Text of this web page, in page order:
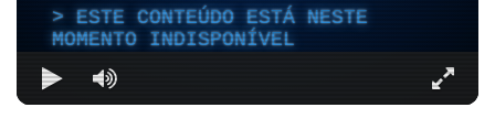
ESTE CONTEÚDO ESTÁ NESTE
MOMENTO INDISPONÍVEL